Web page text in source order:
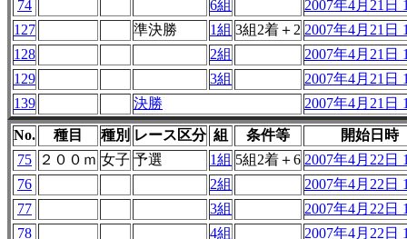
74
6組
2007年4月21日
127
準決勝 1組 3組2着＋2 2007年4月21日
128
2組
2007年4月21日
129
3組
2007年4月21日
139
決勝 2007年4月21日
No. 種目 種別 レース区分 組 条件等
開始日時
75
２００ｍ 女子 予選 1組 5組2着＋6 2007年4月22日
76
2組
2007年4月22日
77
3組
2007年4月22日
78
4組 2007年4月22日